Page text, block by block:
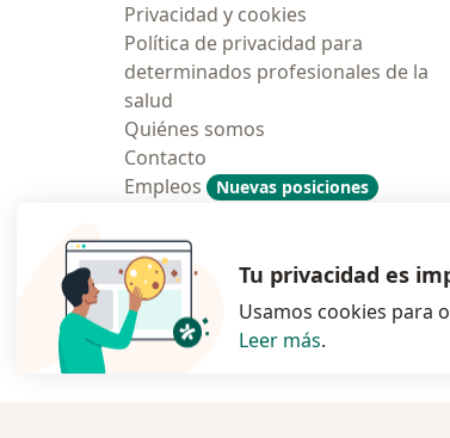
Privacidad y cookies
Política de privacidad para
determinados profesionales de la
salud
Quiénes somos
Contacto
Empleos
Nuevas posiciones
Contratación
Polska
Tu privacidad es
Usamos cookies para
Leer más.